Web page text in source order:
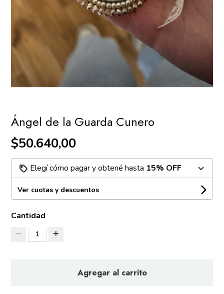
Ángel de la Guarda Cunero
$50.640,00
Elegí cómo pagar y obtené hasta 15% OFF
Ver cuotas y descuentos
Cantidad
1
Agregar al carrito